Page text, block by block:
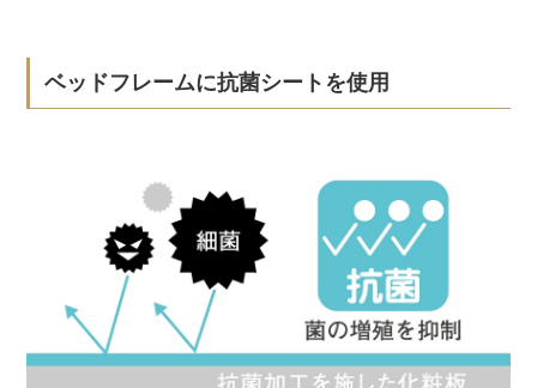
ベッドフレームに抗菌シートを使用